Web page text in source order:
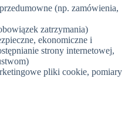
(np. zamówienia,
zatrzymania)
ekonomiczne i
strony internetowej,
pliki cookie, pomiary